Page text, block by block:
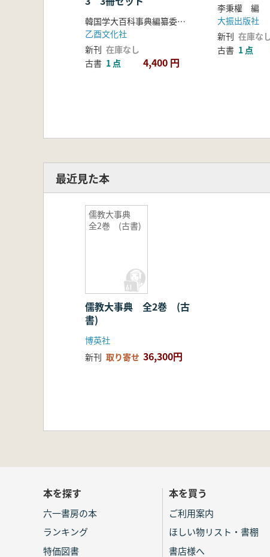
韓国学大百科事典編纂委員会 編
乙酉文化社
新刊 在庫なし
古書 1 点 4,400 円
李秉權 編
大振出版社
新刊 在庫な
古書 1 点
最近見た本
儒教大事典
全2巻 (古書)
儒教大事典 全2巻 (古
書)
博英社
新刊 取り寄せ 36,300円
本を探す
六一書房の本
ランキング
特価図書
本を買う
ご利用案内
ほしい物リスト・書棚
書店様へ